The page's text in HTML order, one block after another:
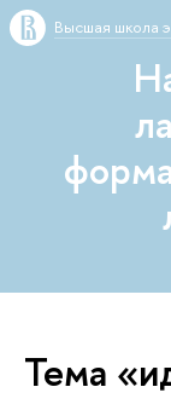
Высшая школа
Тема